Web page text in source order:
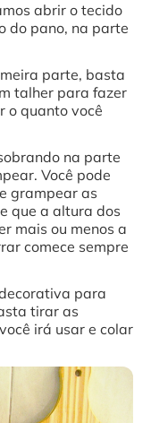
abrir o tecido
do pano, na parte
parte, basta
talher para fazer
o quanto você
na parte
Você pode
grampear as
que a altura dos
mais ou menos a
comece sempre
para
tirar as
irá usar e colar